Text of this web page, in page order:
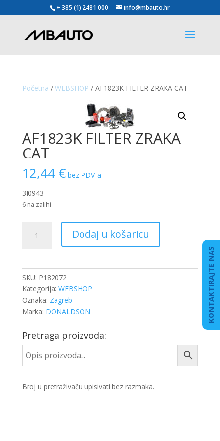
+ 385 (1) 2481 000 info@mbauto.hr
Početna / WEBSHOP / AF1823K FILTER ZRAKA CAT
AF1823K FILTER ZRAKA
CAT
12,44 € bez PDV-a
3I0943
6 na zalihi
FILTER
Dodaj u košaricu
SKU: P182072
Kategorija: WEBSHOP
Oznaka: Zagreb
Marka: DONALDSON
Pretraga proizvoda:
Broj u pretraživaču upisivati bez razmaka.
KONTAKTIRAJTE NAS